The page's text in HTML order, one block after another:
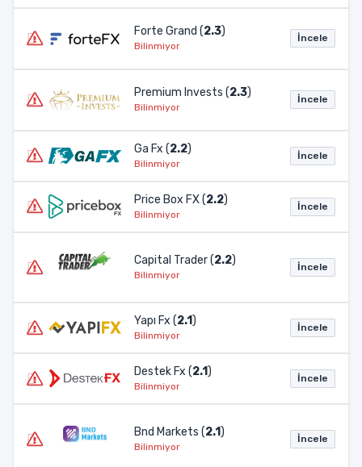
Forte Grand (2.3)
Bilinmiyor
İncele
Premium Invests (2.3)
Bilinmiyor
İncele
Ga Fx (2.2)
Bilinmiyor
İncele
Price Box FX (2.2)
Bilinmiyor
İncele
Capital Trader (2.2)
Bilinmiyor
İncele
Yapı Fx (2.1)
Bilinmiyor
İncele
Destek Fx (2.1)
Bilinmiyor
İncele
Bnd Markets (2.1)
Bilinmiyor
İncele